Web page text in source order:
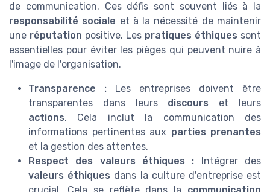
de communication. Ces défis sont souvent liés à la
responsabilité sociale et à la nécessité de maintenir
une réputation positive. Les pratiques éthiques sont
essentielles pour éviter les pièges qui peuvent nuire à
l'image de l'organisation.
Transparence : Les entreprises doivent être
transparentes dans leurs discours et leurs
actions. Cela inclut la communication des
informations pertinentes aux parties prenantes
et la gestion des attentes.
Respect des valeurs éthiques : Intégrer des
valeurs éthiques dans la culture d'entreprise est